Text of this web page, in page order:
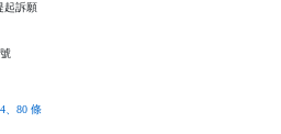
起訴願
、80 條